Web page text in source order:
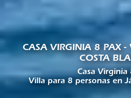
CASA VIRGINIA 8 PAX
COSTA
Casa Virginia
Villa para 8 personas en